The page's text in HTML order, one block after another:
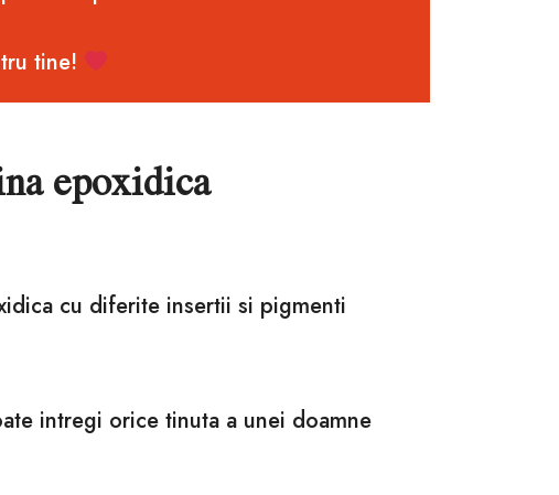
tine!
epoxidica
cu diferite insertii si pigmenti
intregi orice tinuta a unei doamne